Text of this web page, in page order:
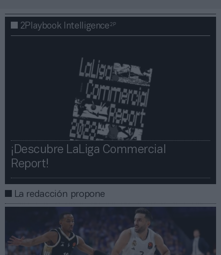
2Playbook Intelligence2P
¡Descubre LaLiga Commercial
Report!​​
La redacción propone